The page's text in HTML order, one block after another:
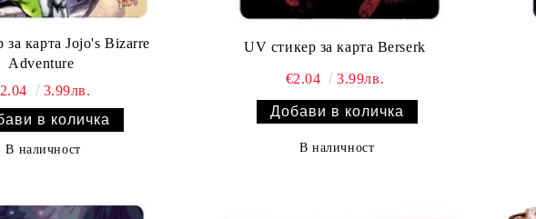
за карта Jojo's Bizarre
Adventure
3.99лв.
В наличност
UV стикер за карта Berserk
€2.04 3.99лв.
В наличност